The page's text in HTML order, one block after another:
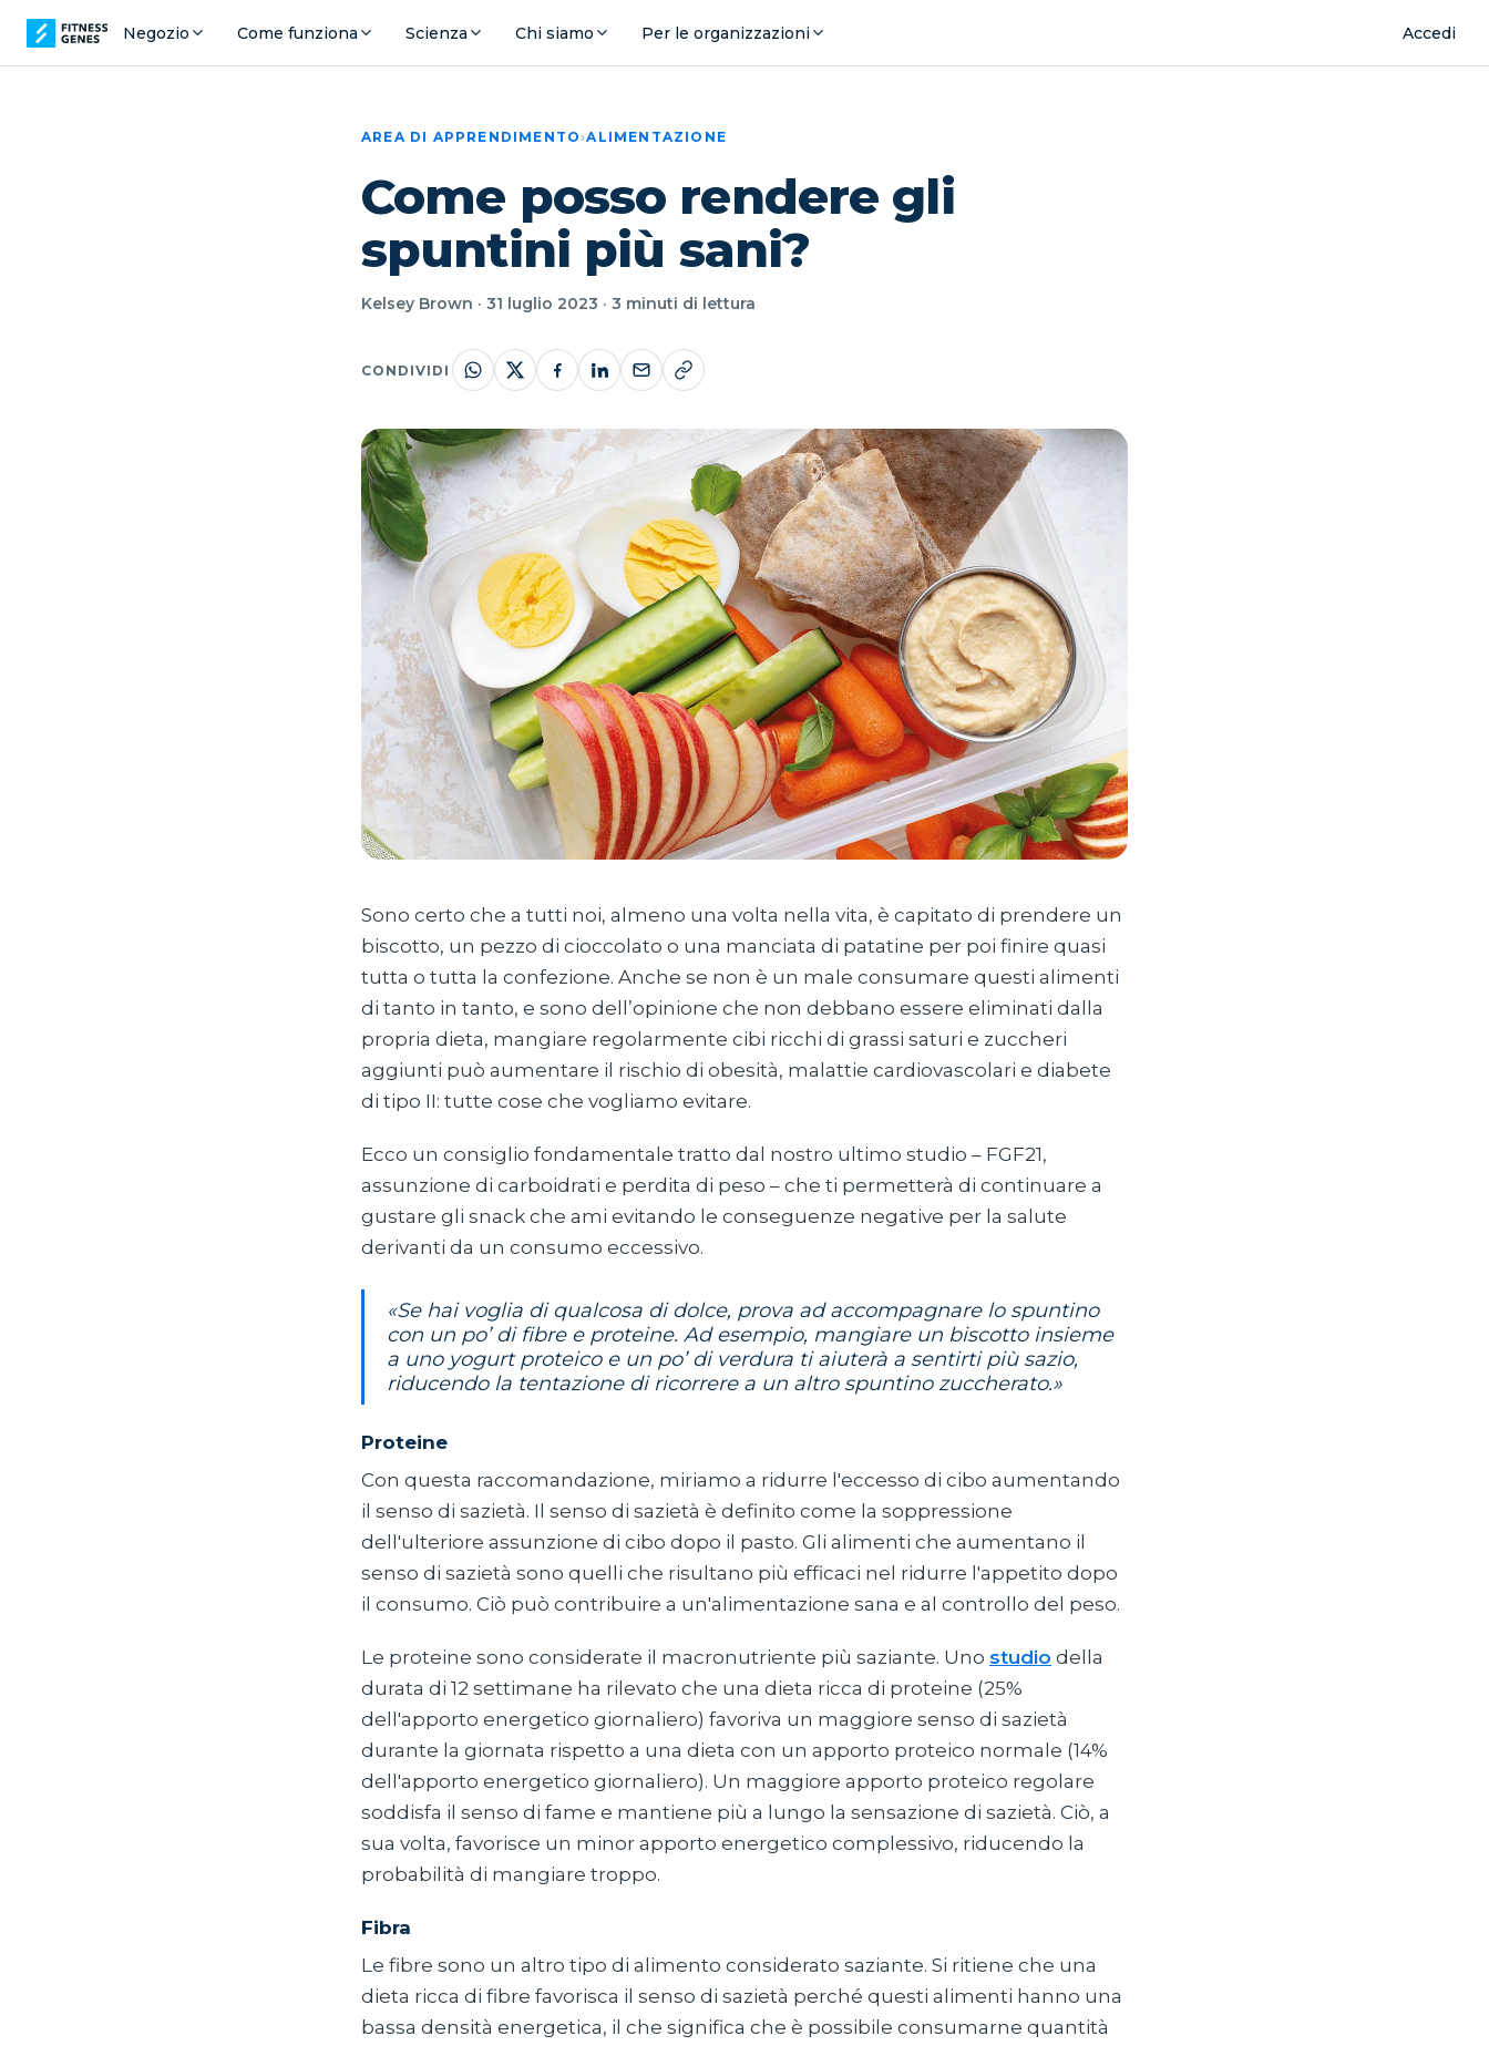
Negozio Come funziona Scienza Chi siamo Per le organizzazioni Accedi
AREA DI APPRENDIMENTO›ALIMENTAZIONE
Come posso rendere gli
spuntini più sani?
Kelsey Brown · 31 luglio 2023 · 3 minuti di lettura
CONDIVIDI
Sono certo che a tutti noi, almeno una volta nella vita, è capitato di prendere un
biscotto, un pezzo di cioccolato o una manciata di patatine per poi finire quasi
tutta o tutta la confezione. Anche se non è un male consumare questi alimenti
di tanto in tanto, e sono dell’opinione che non debbano essere eliminati dalla
propria dieta, mangiare regolarmente cibi ricchi di grassi saturi e zuccheri
aggiunti può aumentare il rischio di obesità, malattie cardiovascolari e diabete
di tipo II: tutte cose che vogliamo evitare.
Ecco un consiglio fondamentale tratto dal nostro ultimo studio – FGF21,
assunzione di carboidrati e perdita di peso – che ti permetterà di continuare a
gustare gli snack che ami evitando le conseguenze negative per la salute
derivanti da un consumo eccessivo.
«Se hai voglia di qualcosa di dolce, prova ad accompagnare lo spuntino
con un po’ di fibre e proteine. Ad esempio, mangiare un biscotto insieme
a uno yogurt proteico e un po’ di verdura ti aiuterà a sentirti più sazio,
riducendo la tentazione di ricorrere a un altro spuntino zuccherato.»
Proteine
Con questa raccomandazione, miriamo a ridurre l'eccesso di cibo aumentando
il senso di sazietà. Il senso di sazietà è definito come la soppressione
dell'ulteriore assunzione di cibo dopo il pasto. Gli alimenti che aumentano il
senso di sazietà sono quelli che risultano più efficaci nel ridurre l'appetito dopo
il consumo. Ciò può contribuire a un'alimentazione sana e al controllo del peso.
Le proteine sono considerate il macronutriente più saziante. Uno studio della
durata di 12 settimane ha rilevato che una dieta ricca di proteine (25%
dell'apporto energetico giornaliero) favoriva un maggiore senso di sazietà
durante la giornata rispetto a una dieta con un apporto proteico normale (14%
dell'apporto energetico giornaliero). Un maggiore apporto proteico regolare
soddisfa il senso di fame e mantiene più a lungo la sensazione di sazietà. Ciò, a
sua volta, favorisce un minor apporto energetico complessivo, riducendo la
probabilità di mangiare troppo.
Fibra
Le fibre sono un altro tipo di alimento considerato saziante. Si ritiene che una
dieta ricca di fibre favorisca il senso di sazietà perché questi alimenti hanno una
bassa densità energetica, il che significa che è possibile consumarne quantità